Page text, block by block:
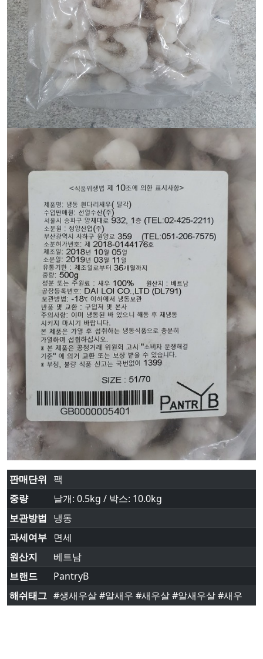
판매단위 팩
중량
낱개: 0.5kg / 박스: 10.0kg
보관방법 냉동
과세여부 면세
원산지
베트남
브랜드
PantryB
해쉬태그 #생새우살 #알새우 #새우살 #알새우살 #새우